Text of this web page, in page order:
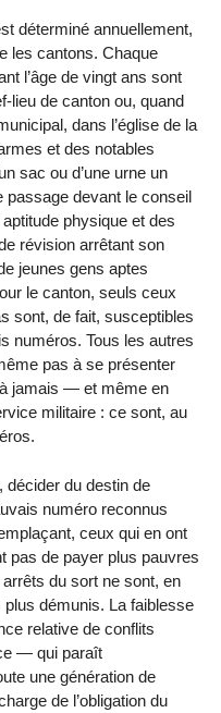
déterminé annuellement,
les cantons. Chaque
l’âge de vingt ans sont
lieu de canton ou, quand
dans l’église de la
et des notables
sac ou d’une urne un
passage devant le conseil
physique et des
révision arrêtant son
jeunes gens aptes
le canton, seuls ceux
sont, de fait, susceptibles
numéros. Tous les autres
pas à se présenter
jamais — et même en
militaire : ce sont, au
décider du destin de
numéro reconnus
ceux qui en ont
pas de payer plus pauvres
du sort ne sont, en
démunis. La faiblesse
relative de conflits
— qui paraît
une génération de
de l’obligation du